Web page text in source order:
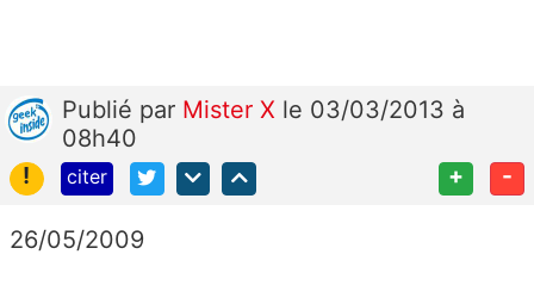
Publié par Mister X le 03/03/2013 à
08h40
!
citer + -
26/05/2009